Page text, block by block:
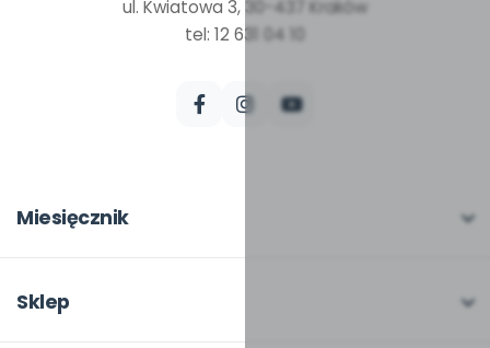
ul. Kwiatowa 3, 30-437 Kraków
tel: 12 631 04 10
Miesięcznik
W numerze
Sklep